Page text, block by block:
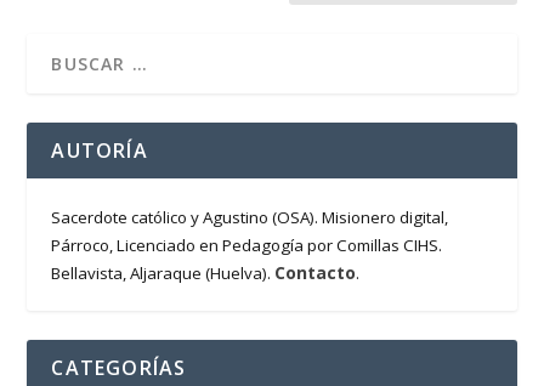
AUTORÍA
Sacerdote católico y Agustino (OSA). Misionero digital,
Párroco, Licenciado en Pedagogía por Comillas CIHS.
Bellavista, Aljaraque (Huelva). Contacto.
CATEGORÍAS